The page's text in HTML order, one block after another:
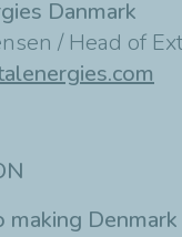
Danmark
/ Head of